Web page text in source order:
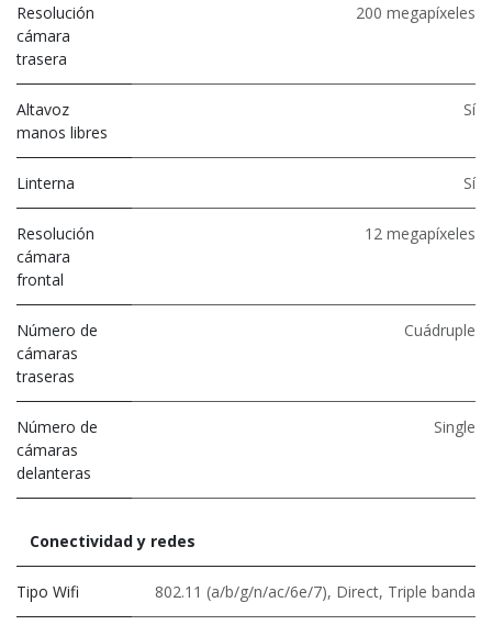
Resolución
cámara
trasera
200 megapíxeles
Altavoz
manos libres
Sí
Linterna Sí
Resolución
cámara
frontal
12 megapíxeles
Número de
cámaras
traseras
Cuádruple
Número de
cámaras
delanteras
Single
Conectividad y redes
Tipo Wifi 802.11 (a/b/g/n/ac/6e/7), Direct, Triple banda